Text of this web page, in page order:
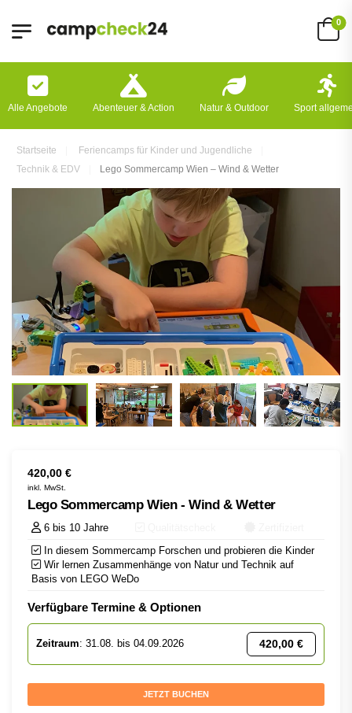
0
Alle Angebote Abenteuer & Action Natur & Outdoor Sport
Startseite
Feriencamps für Kinder und Jugendliche
Technik & EDV
Lego Sommercamp Wien – Wind & Wetter
420,00 €
inkl. MwSt.
Lego Sommercamp Wien - Wind & Wetter
6 bis 10 Jahre
In diesem Sommercamp Forschen und probieren die Kinder
Wir lernen Zusammenhänge von Natur und Technik auf
Basis von LEGO WeDo
Verfügbare Termine & Optionen
Zeitraum: 31.08. bis 04.09.2026 420,00 €
JETZT BUCHEN